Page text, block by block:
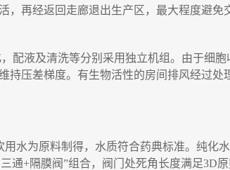
再经返回走廊退出生产区，最大程度避免
配液及清洗等分别采用独立机组。由于细
压差梯度。有生物活性的房间排风经过处
水为原料制得，水质符合药典标准。纯化
通+隔膜阀”组合，阀门处死角长度满足3D原